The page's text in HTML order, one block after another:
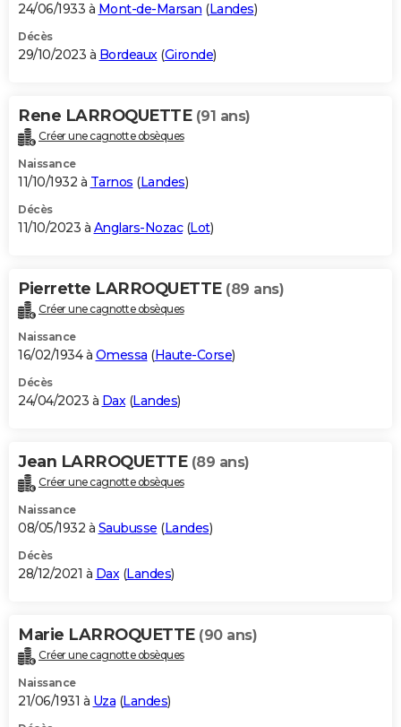
24/06/1933 à Mont-de-Marsan (Landes)
Décès
29/10/2023 à Bordeaux(Gironde)
Rene LARROQUETTE (91 ans)
Créer une cagnotte obsèques
Naissance
11/10/1932 à Tarnos (Landes)
Décès
11/10/2023 à Anglars-Nozac(Lot)
Pierrette LARROQUETTE (89 ans)
Créer une cagnotte obsèques
Naissance
16/02/1934 à Omessa (Haute-Corse)
Décès
24/04/2023 à Dax(Landes)
Jean LARROQUETTE (89 ans)
Créer une cagnotte obsèques
Naissance
08/05/1932 à Saubusse (Landes)
Décès
28/12/2021 à Dax(Landes)
Marie LARROQUETTE (90 ans)
Créer une cagnotte obsèques
Naissance
21/06/1931 à Uza (Landes)